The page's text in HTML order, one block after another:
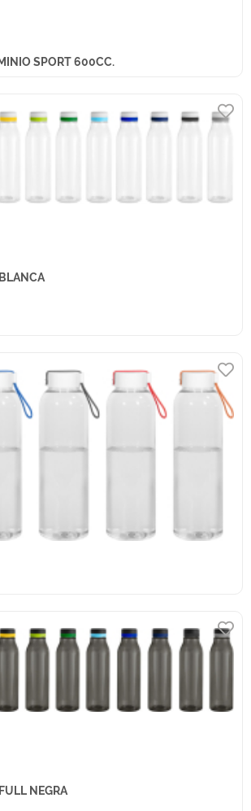
SPORT 600CC.
NEGRA